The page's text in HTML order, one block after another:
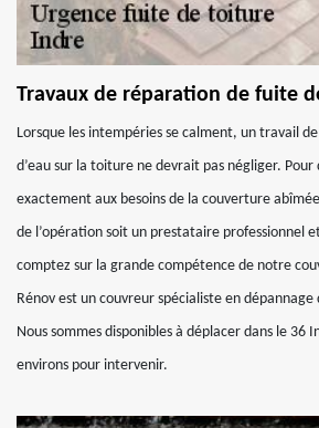
Travaux de réparation de fuite
Lorsque les intempéries se calment, un travail
d’eau sur la toiture ne devrait pas négliger.
exactement aux besoins de la couverture
de l’opération soit un prestataire professionnel
comptez sur la grande compétence de notre
Rénov est un couvreur spécialiste en
Nous sommes disponibles à déplacer dans le 36
environs pour intervenir.